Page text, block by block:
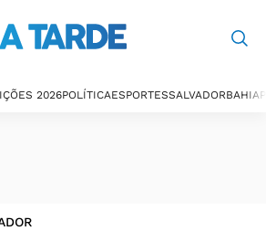
2026POLÍTICAESPORTESSALVADORBAHIA